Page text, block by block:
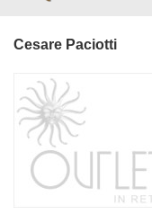
Cesare Paciotti